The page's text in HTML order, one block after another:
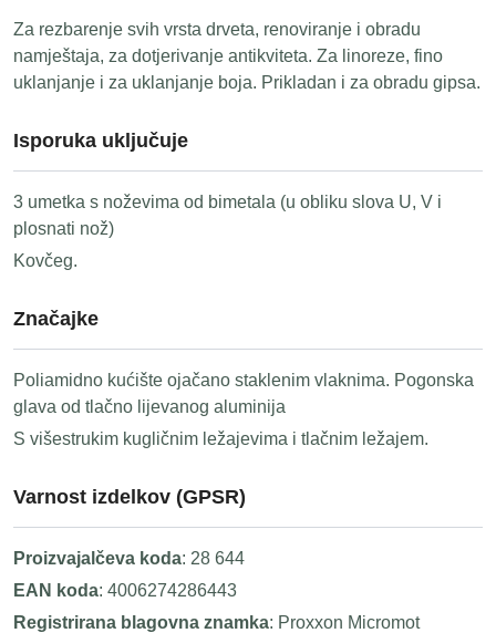
Za rezbarenje svih vrsta drveta, renoviranje i obradu
namještaja, za dotjerivanje antikviteta. Za linoreze, fino
uklanjanje i za uklanjanje boja. Prikladan i za obradu gipsa.
Isporuka uključuje
3 umetka s noževima od bimetala (u obliku slova U, V i
plosnati nož)
Kovčeg.
Značajke
Poliamidno kućište ojačano staklenim vlaknima. Pogonska
glava od tlačno lijevanog aluminija
S višestrukim kugličnim ležajevima i tlačnim ležajem.
Varnost izdelkov (GPSR)
Proizvajalčeva koda: 28 644
EAN koda: 4006274286443
Registrirana blagovna znamka: Proxxon Micromot